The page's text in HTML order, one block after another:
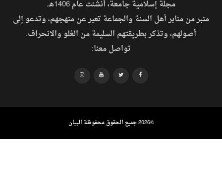
مجلة إسلامية جامعة، أنشئت عام 1406هـ.
منبر من منابر أهل السنة والجماعة تعبر عن منهجهم، وتدعو إلى
أصولهم، وتذكر بطريقتهم السليمة من الغلو والانحراف.
تواصل معنا:
2026 جميع الحقوق محفوظة البيان